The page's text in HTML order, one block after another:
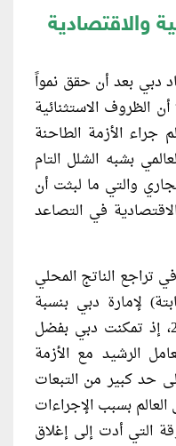
والاقتصادية
دبي بعد أن حقق نمواً
خلال العام 2019، إلا أن الظروف الاستثنائية
جراء الأزمة الطاحنة
بشبه الشلل التام
والتي ما لبثت أن
في التصاعد
تراجع الناتج المحلي
لإمارة دبي بنسبة
3.5% خلال الربع الأول من 2020، إذ تمكنت دبي بفضل
الرشيد مع الأزمة
حد كبير من التبعات
العالم بسبب الإجراءات
التي أدت إلى إغلاق